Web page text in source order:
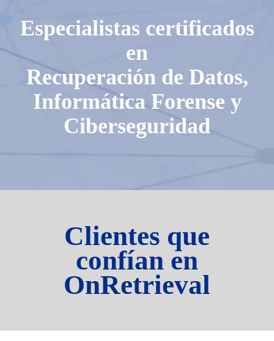
Especialistas certificados
en
Recuperación de Datos,
Informática Forense y
Ciberseguridad
Clientes que
confían en
OnRetrieval